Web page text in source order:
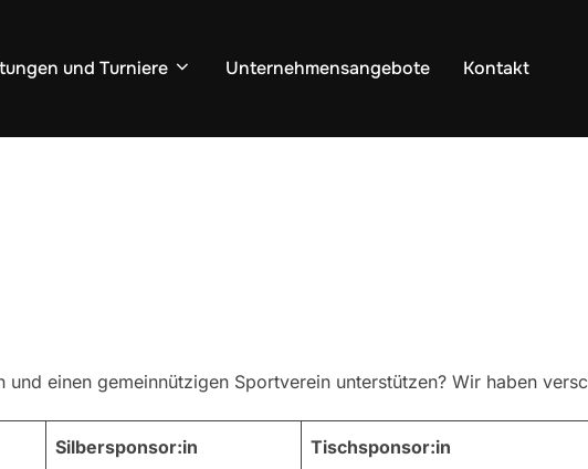
und Turniere Unternehmensangebote Kontakt
einen gemeinnützigen Sportverein unterstützen? Wir haben
Silbersponsor:in Tischsponsor:in